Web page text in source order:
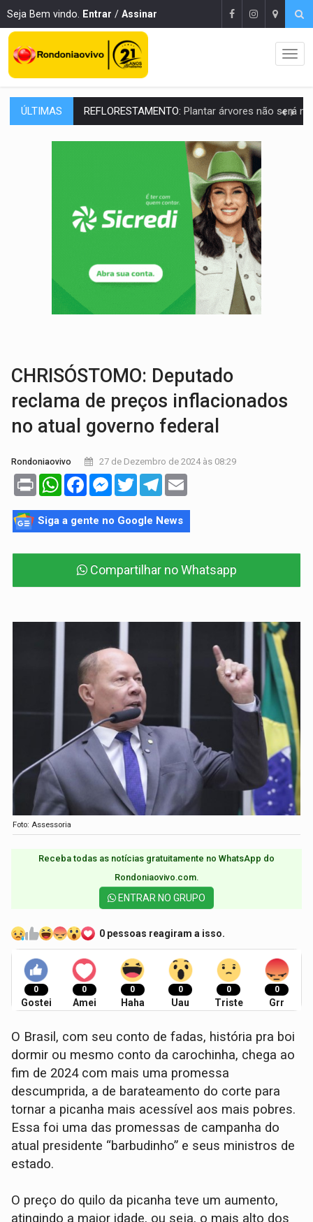
Seja Bem vindo. Entrar / Assinar
ÚLTIMAS OVNIS NA LUA:Cientistas alertam para possível base secreta no satélite
ACABOU COM PEUGEOT:Incêndio destrói carro que era rebocado para oficina
Ladrão é filmado furtando moto na frente do bar
BOLSAS DE PESQUISA: Iniciativa Amazônia+10 lança chamada para fortalecer
MATERIAL:Brasil tem grandes reservas de urânio, mas produz pouco e
Serpente capturada na fábrica da Coca-Cola é
HOMENAGEM:Cientistas cassados pelo AI-5 se tornam pesquisadores
VÍDEO: Líder religioso é preso por abusar de fiéis sob pretexto de
CHRISÓSTOMO: Deputado
reclama de preços inflacionados
no atual governo federal
Rondoniaovivo 27 de Dezembro de 2024 às 08:29
Print WhatsAppFacebookMessenger
TwitterTelegram
Siga a gente no Google News
Compartilhar no Whatsapp
Foto: Assessoria
Receba todas as notícias gratuitamente no WhatsApp do
Rondoniaovivo.com.​
ENTRAR NO GRUPO
0 pessoas reagiram a isso.
0
Gostei
0
Amei
0
Haha
0
Uau
0
Triste
0
Grr
O Brasil, com seu conto de fadas, história pra boi
dormir ou mesmo conto da carochinha, chega ao
fim de 2024 com mais uma promessa
descumprida, a de barateamento do corte para
tornar a picanha mais acessível aos mais pobres.
Essa foi uma das promessas de campanha do
atual presidente “barbudinho” e seus ministros de
estado.
O preço do quilo da picanha teve um aumento,
atingindo a maior idade, ou seja, o mais alto dos